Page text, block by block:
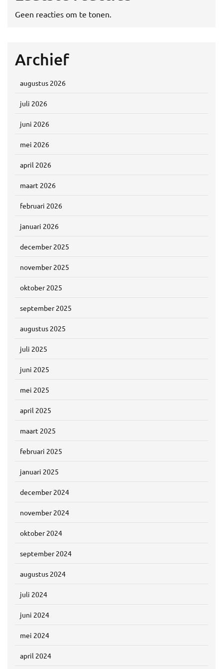
Geen reacties om te tonen.
Archief
augustus 2026
juli 2026
juni 2026
mei 2026
april 2026
maart 2026
februari 2026
januari 2026
december 2025
november 2025
oktober 2025
september 2025
augustus 2025
juli 2025
juni 2025
mei 2025
april 2025
maart 2025
februari 2025
januari 2025
december 2024
november 2024
oktober 2024
september 2024
augustus 2024
juli 2024
juni 2024
mei 2024
april 2024